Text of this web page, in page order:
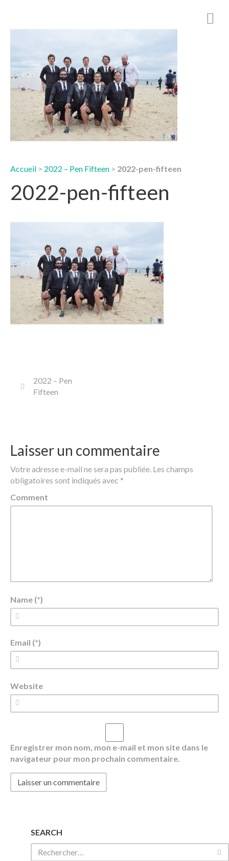
Accueil > 2022 – Pen Fifteen > 2022-pen-fifteen
2022-pen-fifteen
2022 – Pen
Fifteen
Laisser un commentaire
Votre adresse e-mail ne sera pas publiée. Les champs
obligatoires sont indiqués avec *
Comment
Name (*)
Email (*)
Website
Enregistrer mon nom, mon e-mail et mon site dans le
navigateur pour mon prochain commentaire.
SEARCH